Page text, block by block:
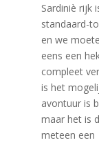
Sardiniè rijk
standaard-
en we
eens een
compleet
is het
avontuur is
maar het is
meteen een